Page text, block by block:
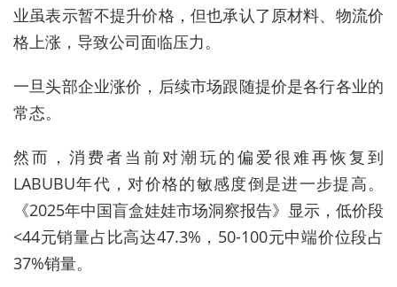
业虽表示暂不提升价格，但也承认了原材料、物流价
格上涨，导致公司面临压力。
一旦头部企业涨价，后续市场跟随提价是各行各业的
常态。
然而，消费者当前对潮玩的偏爱很难再恢复到
LABUBU年代，对价格的敏感度倒是进一步提高。
《2025年中国盲盒娃娃市场洞察报告》显示，低价段
<44元销量占比高达47.3%，50-100元中端价位段占
37%销量。